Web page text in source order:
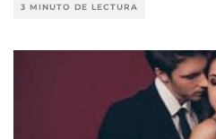
3 MINUTO DE LECTURA